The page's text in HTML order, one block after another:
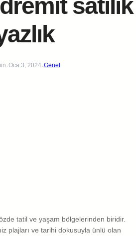
satılık
·Oca 3, 2024·Genel
tatil ve yaşam bölgelerinden biridir.
plajları ve tarihi dokusuyla ünlü olan